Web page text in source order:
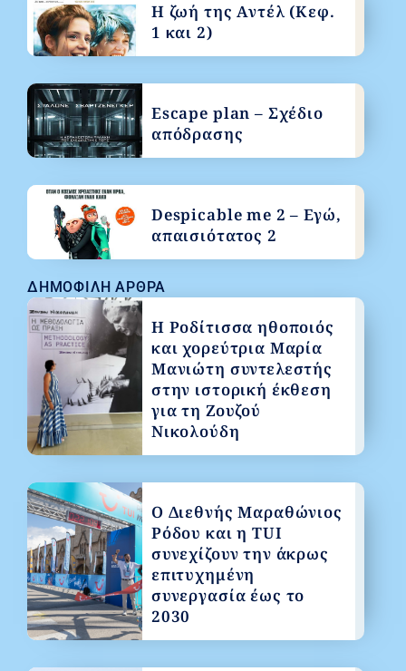
ΔΗΜΟΦΙΛΉ ΆΡΘΡΑ
Η Ροδίτισσα ηθοποιός
και χορεύτρια Μαρία
Μανιώτη συντελεστής
στην ιστορική έκθεση
για τη Ζουζού
Νικολούδη
Ο Διεθνής Μαραθώνιος
Ρόδου και η TUI
συνεχίζουν την άκρως
επιτυχημένη
συνεργασία έως το
2030
Η ζωή της Αντέλ (Κεφ.
1 και 2)
Escape plan – Σχέδιο
απόδρασης
Despicable me 2 – Εγώ,
απαισιότατος 2